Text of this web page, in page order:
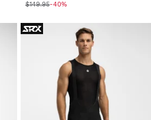
$149.95-40%